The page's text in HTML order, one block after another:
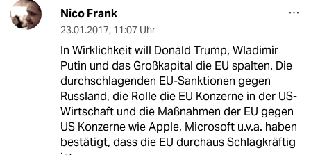
Nico Frank
23.01.2017, 11:07 Uhr
In Wirklichkeit will Donald Trump, Wladimir
Putin und das Großkapital die EU spalten. Die
durchschlagenden EU-Sanktionen gegen
Russland, die Rolle die EU Konzerne in der US-
Wirtschaft und die Maßnahmen der EU gegen
US Konzerne wie Apple, Microsoft u.v.a. haben
bestätigt, dass die EU durchaus Schlagkräftig